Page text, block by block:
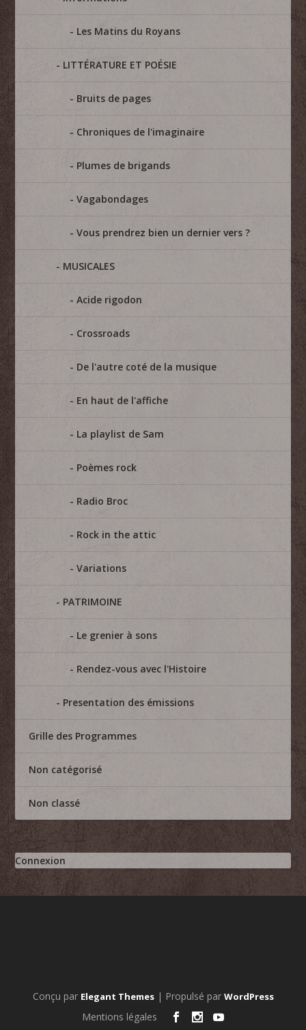
Les Matins du Royans
LITTÉRATURE ET POÉSIE
Bruits de pages
Chroniques de l'imaginaire
Plumes de brigands
Vagabondages
Vous prendrez bien un dernier vers ?
MUSICALES
Acide rigodon
Crossroads
De l'autre coté de la musique
En haut de l'affiche
La playlist de Sam
Poèmes rock
Radio Broc
Rock in the attic
Variations
PATRIMOINE
Le grenier à sons
Rendez-vous avec l'Histoire
Presentation des émissions
Grille des Programmes
Non catégorisé
Non classé
Connexion
Conçu par Elegant Themes| Propulsé par WordPress
Mentions légales